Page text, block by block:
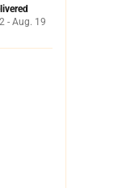
- Aug. 19